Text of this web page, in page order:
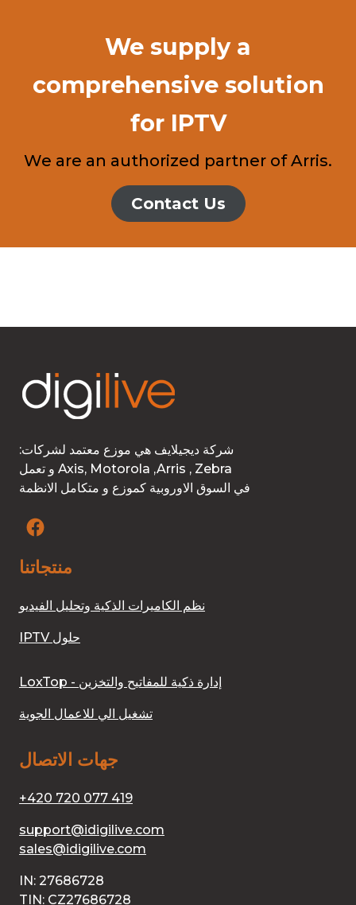
We supply a
comprehensive solution
for IPTV
We are an authorized partner of Arris.
Contact Us
:شركة ديجيلايف هي موزع معتمد لشركات
و تعمل Axis, Motorola ,Arris , Zebra
في السوق الاوروبية كموزع و متكامل الانظمة
منتجاتنا
نظم الكاميرات الذكية وتحليل الفيديو
IPTV حلول
LoxTop - إدارة ذكية للمفاتيح والتخزين
تشغيل الي للاعمال الجوية
جهات الاتصال
+420 720 077 419
support@idigilive.com
sales@idigilive.com
IN: 27686728
TIN: CZ27686728